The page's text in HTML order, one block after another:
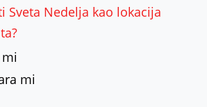
Sveta Nedelja kao lokacija
mi